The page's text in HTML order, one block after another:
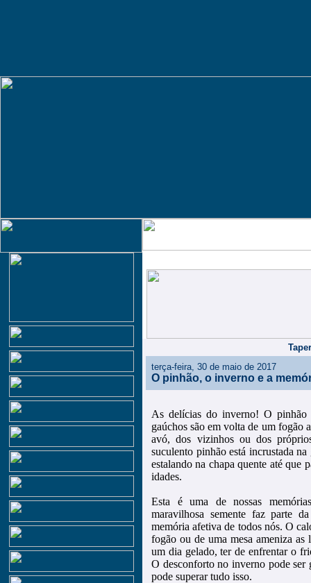
terça-feira, 30 de maio de 2017
O pinhão, o inverno e a
As delícias do inverno! O pinhão
gaúchos são em volta de um fogão
avó, dos vizinhos ou dos
suculento pinhão está incrustada
estalando na chapa quente até que
idades.
Esta é uma de nossas
maravilhosa semente faz parte
memória afetiva de todos nós. O
fogão ou de uma mesa ameniza
um dia gelado, ter de enfrentar o
O desconforto no inverno pode ser
pode superar tudo isso.